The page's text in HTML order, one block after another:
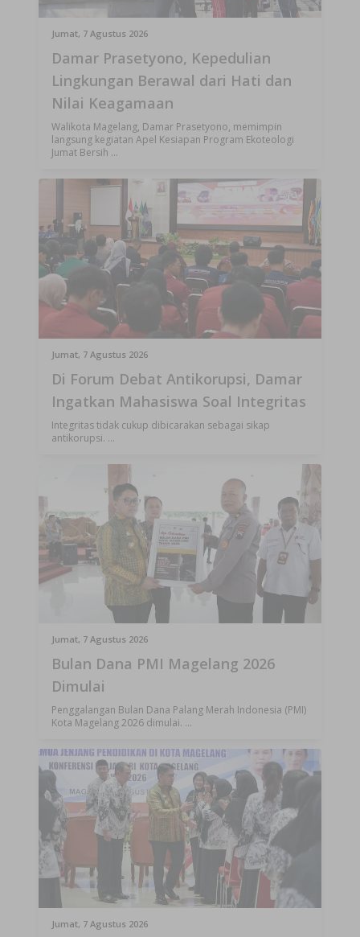
Jumat, 7 Agustus 2026
Damar Prasetyono, Kepedulian
Lingkungan Berawal dari Hati dan
Nilai Keagamaan
Walikota Magelang, Damar Prasetyono, memimpin
langsung kegiatan Apel Kesiapan Program Ekoteologi
Jumat Bersih ...
Jumat, 7 Agustus 2026
Di Forum Debat Antikorupsi, Damar
Ingatkan Mahasiswa Soal Integritas
Integritas tidak cukup dibicarakan sebagai sikap
antikorupsi. ...
Jumat, 7 Agustus 2026
Bulan Dana PMI Magelang 2026
Dimulai
Penggalangan Bulan Dana Palang Merah Indonesia (PMI)
Kota Magelang 2026 dimulai. ...
Jumat, 7 Agustus 2026